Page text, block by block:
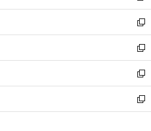
開
く
ウ
で
開
く
ン
ド
ウ
で
開
く
ウ
ィ
ン
ド
ウ
で
開
く
し
い
ウ
ィ
ン
ド
ウ
で
開
新
し
い
ウ
ィ
ン
ド
ウ
新
し
い
ウ
ィ
ン
新
し
い
ウ
新
し